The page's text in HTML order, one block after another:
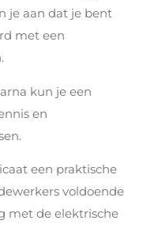
je aan dat je bent
met een
kun je een
en
een praktische
voldoende
met de elektrische